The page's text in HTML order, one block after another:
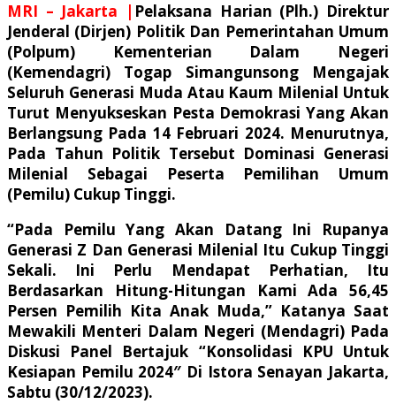
MRI – Jakarta | Pelaksana Harian (Plh.) Direktur
Jenderal (Dirjen) Politik Dan Pemerintahan Umum
(Polpum) Kementerian Dalam Negeri
(Kemendagri) Togap Simangunsong Mengajak
Seluruh Generasi Muda Atau Kaum Milenial Untuk
Turut Menyukseskan Pesta Demokrasi Yang Akan
Berlangsung Pada 14 Februari 2024. Menurutnya,
Pada Tahun Politik Tersebut Dominasi Generasi
Milenial Sebagai Peserta Pemilihan Umum
(Pemilu) Cukup Tinggi.
“Pada Pemilu Yang Akan Datang Ini Rupanya
Generasi Z Dan Generasi Milenial Itu Cukup Tinggi
Sekali. Ini Perlu Mendapat Perhatian, Itu
Berdasarkan Hitung-Hitungan Kami Ada 56,45
Persen Pemilih Kita Anak Muda,” Katanya Saat
Mewakili Menteri Dalam Negeri (Mendagri) Pada
Diskusi Panel Bertajuk “Konsolidasi KPU Untuk
Kesiapan Pemilu 2024″ Di Istora Senayan Jakarta,
Sabtu (30/12/2023).